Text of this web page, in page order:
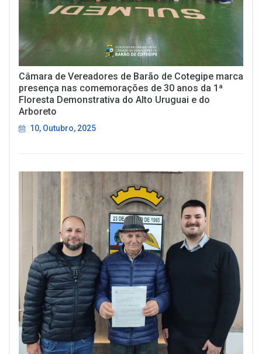
Câmara de Vereadores de Barão de Cotegipe marca
presença nas comemorações de 30 anos da 1ª
Floresta Demonstrativa do Alto Uruguai e do
Arboreto
10, Outubro, 2025